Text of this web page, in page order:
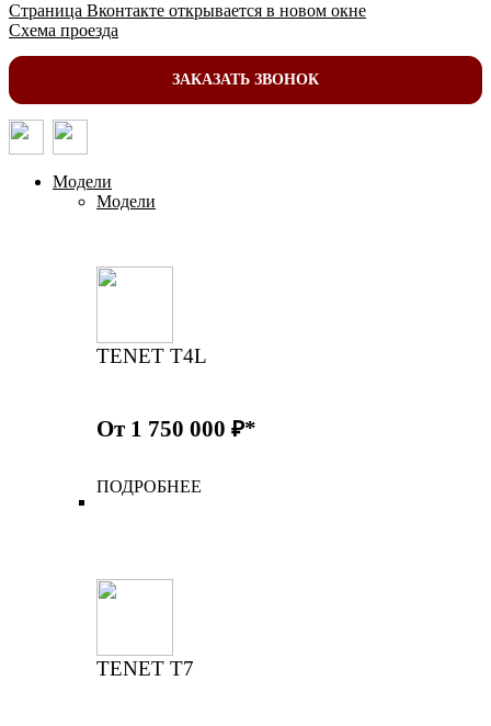
Страница Вконтакте открывается в новом окне
Схема проезда
ЗАКАЗАТЬ ЗВОНОК
Модели
Модели
TENET T4L
От 1 750 000 ₽*
ПОДРОБНЕЕ
TENET T7